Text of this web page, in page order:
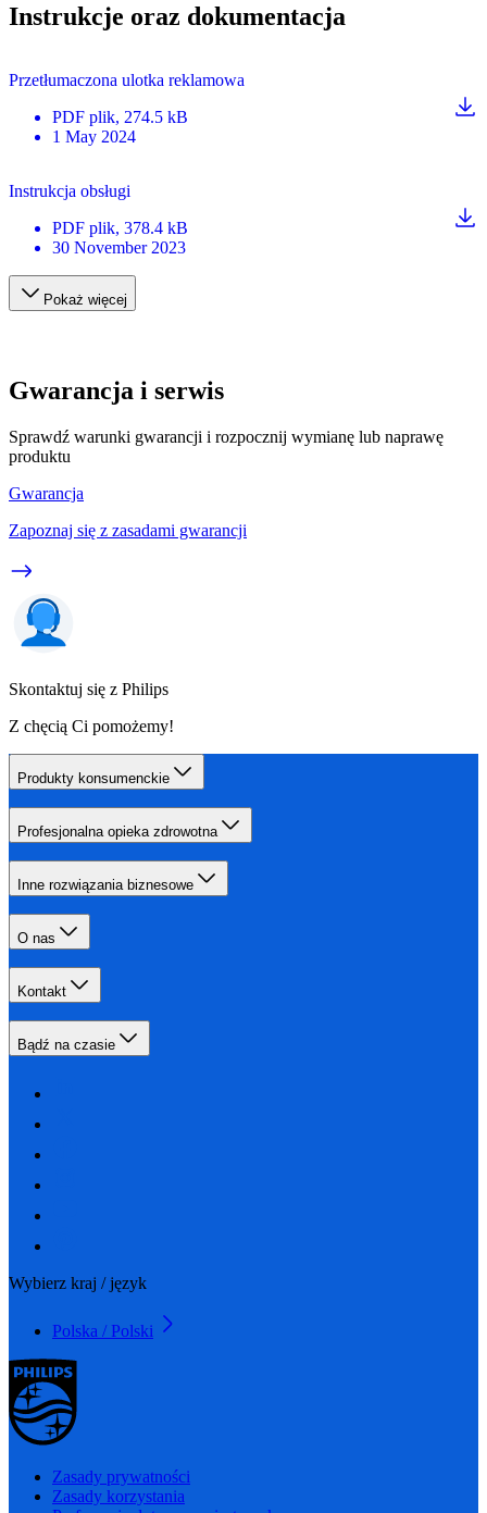
Instrukcje oraz dokumentacja
Przetłumaczona ulotka reklamowa
PDF plik, 274.5 kB
1 May 2024
Instrukcja obsługi
PDF plik, 378.4 kB
30 November 2023
Pokaż więcej
Gwarancja i serwis
Sprawdź warunki gwarancji i rozpocznij wymianę lub naprawę
produktu
Gwarancja
Zapoznaj się z zasadami gwarancji
Skontaktuj się z Philips
Z chęcią Ci pomożemy!
Produkty konsumenckie
Profesjonalna opieka zdrowotna
Inne rozwiązania biznesowe
O nas
Kontakt
Bądź na czasie
Wybierz kraj / język
Polska / Polski
Zasady prywatności
Zasady korzystania